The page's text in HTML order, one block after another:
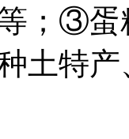
；③
土特